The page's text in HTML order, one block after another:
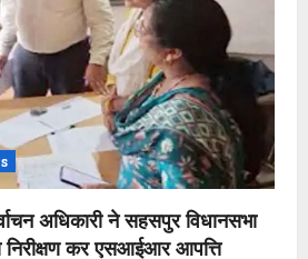
अधिकारी ने सहसपुर विधानसभा
निरीक्षण कर एसआईआर आपत्ति